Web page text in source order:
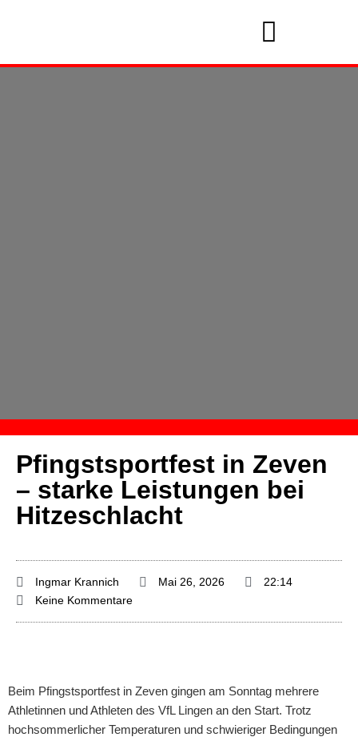
Pfingstsportfest in Zeven
– starke Leistungen bei
Hitzeschlacht
Ingmar Krannich Mai 26, 2026
22:14
Keine Kommentare
Beim Pfingstsportfest in Zeven gingen am Sonntag mehrere
Athletinnen und Athleten des VfL Lingen an den Start. Trotz
hochsommerlicher Temperaturen und schwieriger Bedingungen